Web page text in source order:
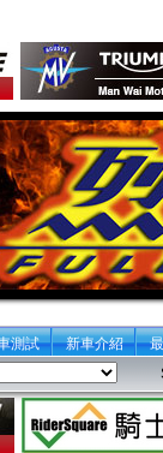
測試 新車介紹